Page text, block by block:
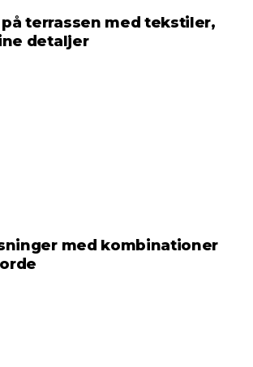
på terrassen med tekstiler,
detaljer
med kombinationer